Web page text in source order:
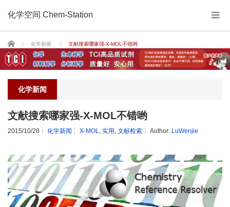
化学空间 Chem-Station
Home 化学新闻 文献搜索哪家强-X-MOL不错哟
化学新闻
文献搜索哪家强-X-MOL不错哟
2015/10/28 化学新闻 X-MOL 实用 文献检索 Author: LuWenjie